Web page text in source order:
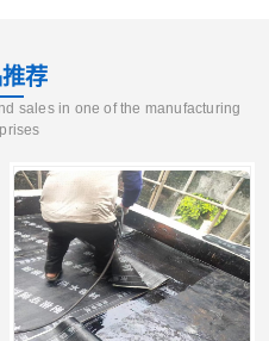
荐
sales in one of the manufacturing